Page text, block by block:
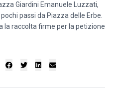
Giardini Emanuele Luzzati,
passi da Piazza delle Erbe.
la raccolta firme per la petizione